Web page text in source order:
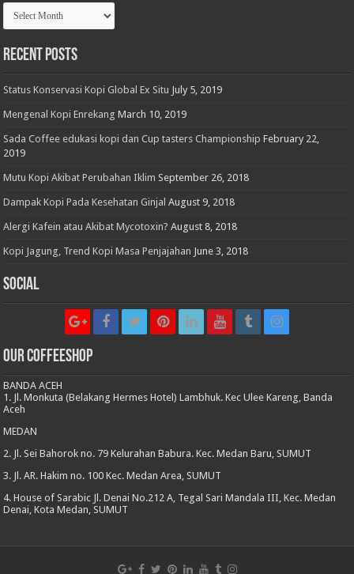
Archives
Recent Posts
Status Konservasi Kopi Global Ex Situ July 5, 2019
Mengenal Kopi Enrekang March 10, 2019
Sada Coffee edukasi kopi dan Cup tasters Championship February 22,
2019
Mutu Kopi Akibat Perubahan Iklim September 26, 2018
Dampak Kopi Pada Kesehatan Ginjal August 9, 2018
Alergi Kafein atau Akibat Mycotoxin? August 8, 2018
Kopi Jagung, Trend Kopi Masa Penjajahan June 3, 2018
Social
Our CoffeeShop
BANDA ACEH
1. Jl. Monkuta (Belakang Hermes Hotel) Lambhuk. Kec Ulee Kareng, Banda
Aceh
MEDAN
2. Jl. Sei Bahorok no. 79 Kelurahan Babura. Kec. Medan Baru, SUMUT
3. Jl. AR. Hakim no. 100 Kec. Medan Area, SUMUT
4. House of Sarabic Jl. Denai No.212 A, Tegal Sari Mandala III, Kec. Medan
Denai, Kota Medan, SUMUT